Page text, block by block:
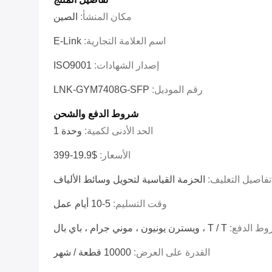
مكان المنشأ: الصين
اسم العلامة التجارية: E-Link
إصدار الشهادات: ISO9001
رقم الموديل: LNK-GYM7408G-SFP
شروط الدفع والشحن
الحد الأدنى لكمية: وحدة 1
الأسعار: $19.9-399
تفاصيل التغليف: الحزمة القياسية لتحويل وسائط الألياف
وقت التسليم: 5-10 أيام عمل
الدفع: T / T ، ويسترن يونيون ، موني جرام ، باي بال
القدرة على العرض: 10000 قطعة / شهر